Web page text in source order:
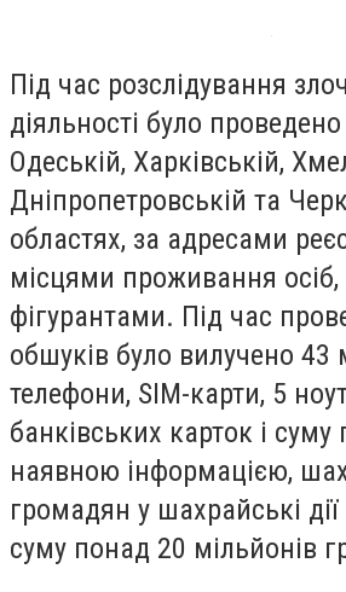
Під час розслідування
діяльності було
Одеській, Харківській,
Дніпропетровській та
областях, за адресами
місцями проживання осіб,
фігурантами. Під час
обшуків було вилучено 43
телефони, SIM-карти, 5
банківських карток і суму
наявною інформацією,
громадян у шахрайські
суму понад 20 мільйонів